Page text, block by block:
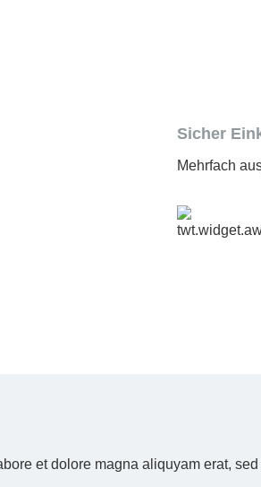
Sicher
Mehrfach
et dolore magna aliquyam erat,